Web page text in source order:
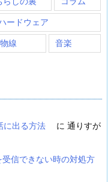
ードウェア
線 音楽
に出る方法 に 通りすが
信できない時の対処方